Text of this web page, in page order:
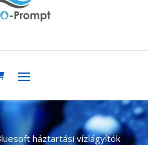
háztartási vízlágyítók